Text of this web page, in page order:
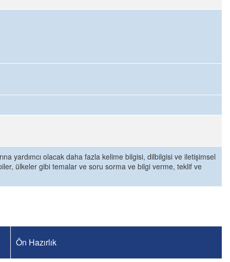
yardımcı olacak daha fazla kelime bilgisi, dilbilgisi ve iletişimsel
ülkeler gibi temalar ve soru sorma ve bilgi verme, teklif ve
Ön Hazırlık